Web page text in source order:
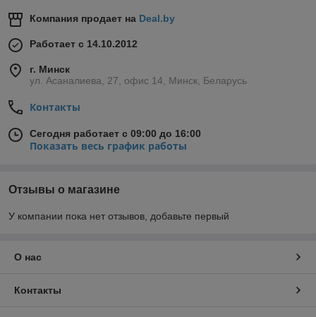
Компания продает на Deal.by
Работает с 14.10.2012
г. Минск
ул. Асаналиева, 27, офис 14, Минск, Беларусь
Контакты
Сегодня работает с 09:00 до 16:00
Показать весь график работы
Отзывы о магазине
У компании пока нет отзывов, добавьте первый
О нас
Контакты